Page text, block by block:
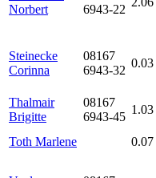
Norbert
6943-22
Steinecke
Corinna
08167
6943-32
0.03
Thalmair
Brigitte
08167
6943-45
1.03
Toth Marlene
0.07